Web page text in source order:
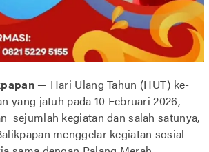
— Hari Ulang Tahun (HUT) ke-
yang jatuh pada 10 Februari 2026,
sejumlah kegiatan dan salah satunya,
menggelar kegiatan sosial